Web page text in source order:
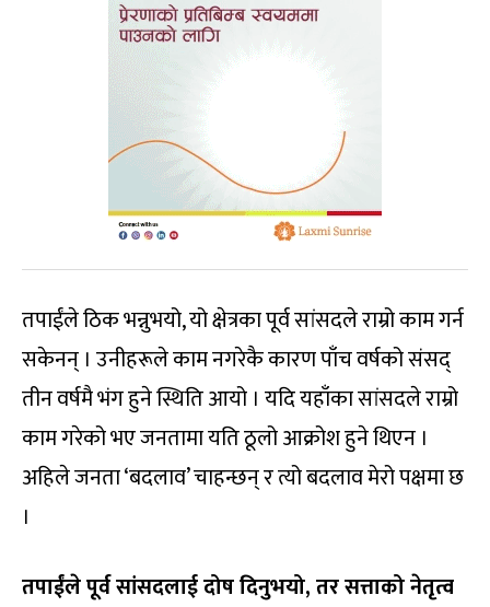
तपाईंले ठिक भन्नुभयो, यो क्षेत्रका पूर्व सांसदले राम्रो काम गर्न
सकेनन् । उनीहरूले काम नगरेकै कारण पाँच वर्षको संसद्
तीन वर्षमै भंग हुने स्थिति आयो । यदि यहाँका सांसदले राम्रो
काम गरेको भए जनतामा यति ठूलो आक्रोश हुने थिएन ।
अहिले जनता ‘बदलाव’ चाहन्छन् र त्यो बदलाव मेरो पक्षमा छ
।
तपाईंले पूर्व सांसदलाई दोष दिनुभयो, तर सत्ताको नेतृत्व